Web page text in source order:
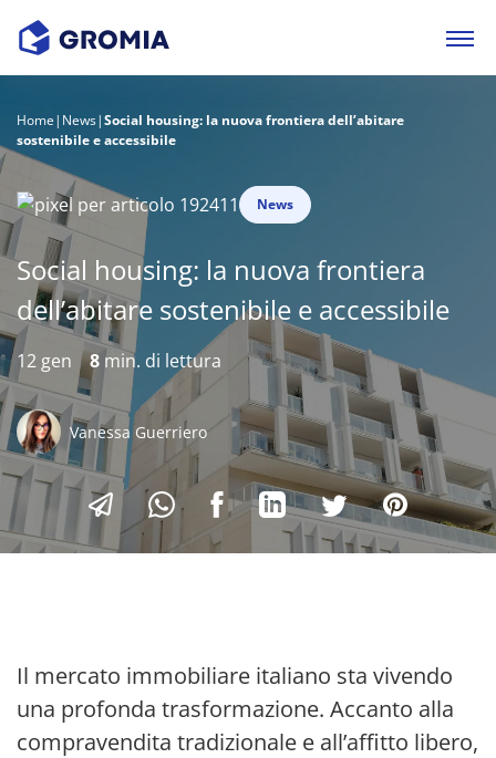
Home| News|Social housing: la nuova frontiera dell’abitare
sostenibile e accessibile
News
Social housing: la nuova frontiera
dell’abitare sostenibile e accessibile
12 gen 8 min. di lettura
Vanessa Guerriero
Il mercato immobiliare italiano sta vivendo
una profonda trasformazione. Accanto alla
compravendita tradizionale e all’affitto libero,